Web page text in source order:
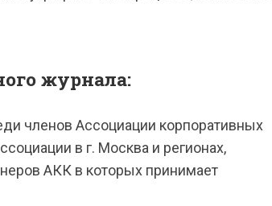
журнала:
членов Ассоциации корпоративных
в г. Москва и регионах,
АКК в которых принимает